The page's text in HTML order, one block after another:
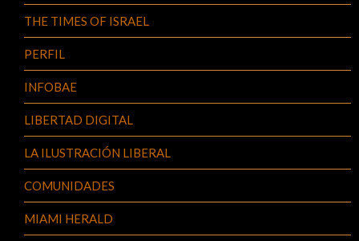
THE TIMES OF ISRAEL
PERFIL
INFOBAE
LIBERTAD DIGITAL
LA ILUSTRACIÓN LIBERAL
COMUNIDADES
MIAMI HERALD